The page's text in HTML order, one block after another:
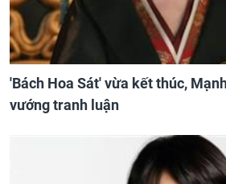
'Bách Hoa Sát' vừa kết thúc,
vướng tranh luận